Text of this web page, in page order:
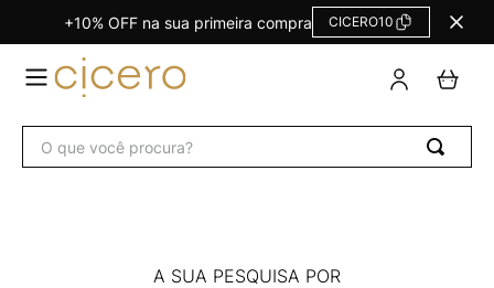
+10% OFF na sua primeira compra CICERO10
A SUA PESQUISA POR
TERMOS
MAIS
Agendas Calendários